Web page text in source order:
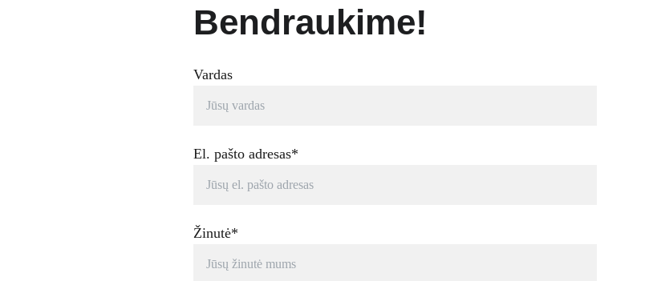
Bendraukime!
Vardas
El. pašto adresas*
Žinutė*